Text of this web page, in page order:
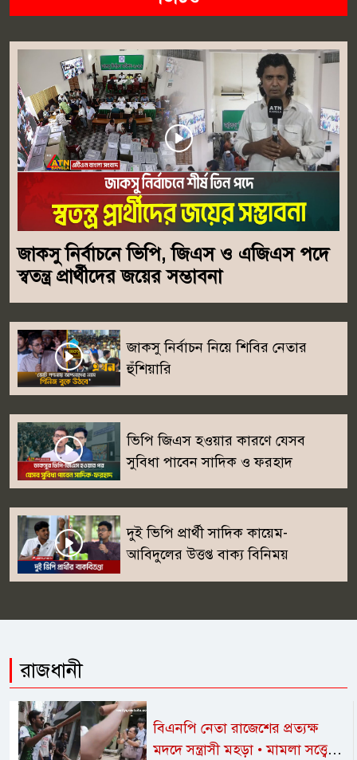
জাকসু নির্বাচনে ভিপি, জিএস ও এজিএস পদে
স্বতন্ত্র প্রার্থীদের জয়ের সম্ভাবনা
জাকসু নির্বাচন নিয়ে শিবির নেতার
হুঁশিয়ারি
ভিপি জিএস হওয়ার কারণে যেসব
সুবিধা পাবেন সাদিক ও ফরহাদ
দুই ভিপি প্রার্থী সাদিক কায়েম-
আবিদুলের উত্তপ্ত বাক্য বিনিময়
রাজধানী
বিএনপি নেতা রাজেশের প্রত্যক্ষ
মদদে সন্ত্রাসী মহড়া • মামলা সত্ত্বেও